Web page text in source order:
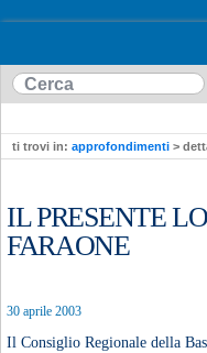
ti trovi in: approfondimenti >
IL PRESENTE
FARAONE
30 aprile 2003
Il Consiglio Regionale della